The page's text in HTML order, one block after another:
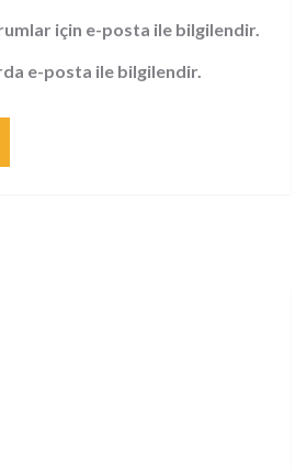
için e-posta ile bilgilendir.
e-posta ile bilgilendir.